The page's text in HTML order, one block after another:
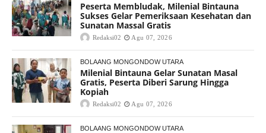
Peserta Membludak, Milenial Bintauna
Sukses Gelar Pemeriksaan Kesehatan dan
Sunatan Massal Gratis
Redaksi02 Agu 07, 2026
BOLAANG MONGONDOW UTARA
Milenial Bintauna Gelar Sunatan Masal
Gratis, Peserta Diberi Sarung Hingga
Kopiah
Redaksi02 Agu 07, 2026
BOLAANG MONGONDOW UTARA